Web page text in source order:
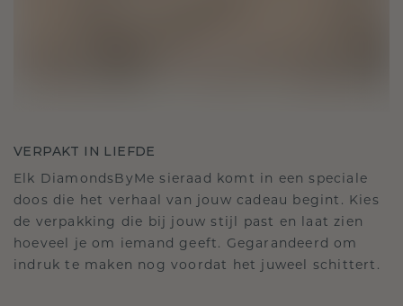
VERPAKT IN LIEFDE
Elk DiamondsByMe sieraad komt in een speciale
doos die het verhaal van jouw cadeau begint. Kies
de verpakking die bij jouw stijl past en laat zien
hoeveel je om iemand geeft. Gegarandeerd om
indruk te maken nog voordat het juweel schittert.